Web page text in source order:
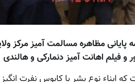
پایانی مظاهره مسالمت آمیز مرکز
و فیلم اهانت آمیز دنمارکی و هالندی
که ابناء نوع بشر با کابوس نفرت